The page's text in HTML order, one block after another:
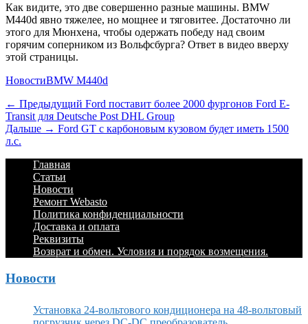
Как видите, это две совершенно разные машины. BMW
M440d явно тяжелее, но мощнее и тяговитее. Достаточно ли
этого для Мюнхена, чтобы одержать победу над своим
горячим соперником из Вольфсбурга? Ответ в видео вверху
этой страницы.
Категории
НовостиТеги
BMW M440d
Навигация
по
записям
← Предыдущий Предыдущий
Ford поставит более 2000 фургонов Ford E-
Transit для Deutsche Post DHL Group
Дальше → Дальше:
Ford GT с карбоновым кузовом будет иметь 1500
л.с.
Footer
Menu
Перейти
содержимому
Главная
Статьи
Новости
Ремонт Webasto
Политика конфиденциальности
Доставка и оплата
Реквизиты
Возврат и обмен. Условия и порядок возмещения.
Новости
Установка 24-вольтового кондиционера на 48-вольтовый